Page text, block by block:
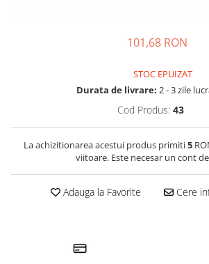
101,68 RON
STOC EPUIZAT
Durata de livrare: 2 - 3 zile
Cod Produs: 43
La achizitionarea acestui produs primiti5
viitoare. Este necesar un cont
Adauga la Favorite Cere